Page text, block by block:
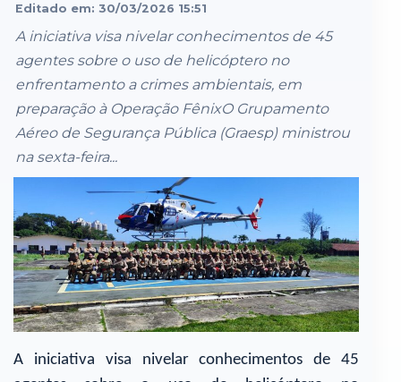
Editado em: 30/03/2026 15:51
A iniciativa visa nivelar conhecimentos de 45
agentes sobre o uso de helicóptero no
enfrentamento a crimes ambientais, em
preparação à Operação FênixO Grupamento
Aéreo de Segurança Pública (Graesp) ministrou
na sexta-feira...
A iniciativa visa nivelar conhecimentos de 45